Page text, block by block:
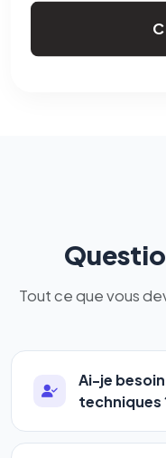
Tout ce que vous
Ai-je
techniques
Absolument pas.